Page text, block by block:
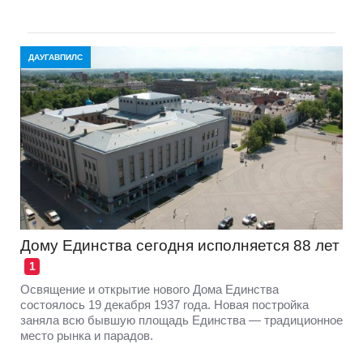
ДАУГАВПИЛС
Дому Единства сегодня исполняется 88 лет
1
Освящение и открытие нового Дома Единства
состоялось 19 декабря 1937 года. Новая постройка
заняла всю бывшую площадь Единства — традиционное
место рынка и парадов.